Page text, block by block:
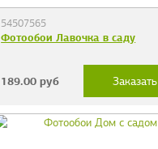
54507565
Фотообои Лавочка в саду
189.00 руб Заказать